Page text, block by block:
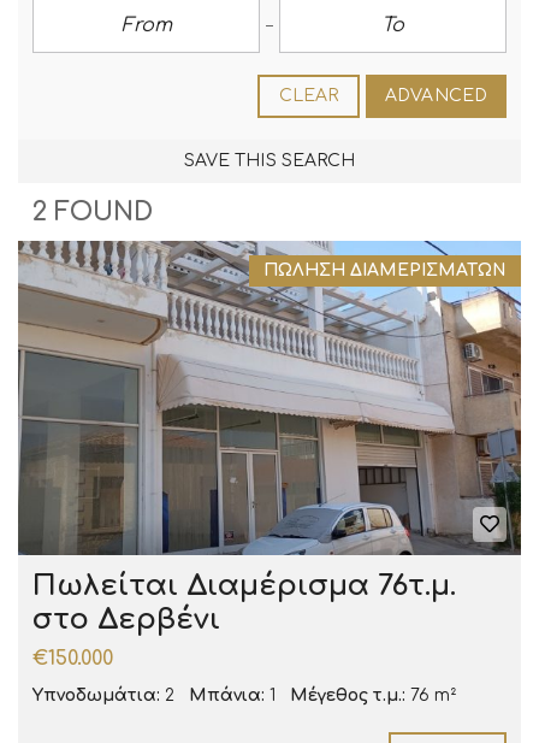
CLEAR ADVANCED
SAVE THIS SEARCH
2 FOUND
ΠΏΛΗΣΗ ΔΙΑΜΕΡΙΣΜΆΤΩΝ
Πωλείται Διαμέρισμα 76τ.μ.
στο Δερβένι
€150.000
Υπνοδωμάτια: 2 Μπάνια: 1 Μέγεθος τ.μ.: 76 m²